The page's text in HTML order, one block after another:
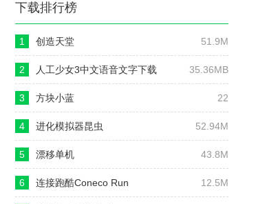
下载排行榜
51.9M
1 创造天堂
35.36MB
2 人工少女3中文语音文字下载
22
3 方块小蓝
52.94M
4 进化模拟器昆虫
43.8M
5 漂移单机
12.5M
6 连接跑酷Coneco Run